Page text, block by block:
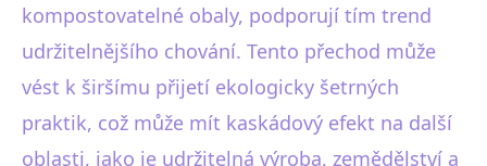
kompostovatelné obaly, podporují tím trend
udržitelnějšího chování. Tento přechod může
vést k širšímu přijetí ekologicky šetrných
praktik, což může mít kaskádový efekt na další
oblasti, jako je udržitelná výroba, zemědělství a